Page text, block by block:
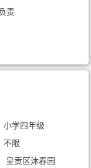
责
小学四年级
不限
呈贡区沐春园